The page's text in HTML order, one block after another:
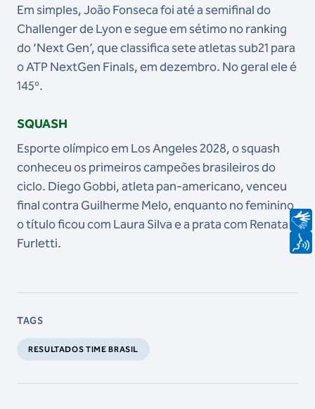
Em simples, João Fonseca foi até a semifinal do
Challenger de Lyon e segue em sétimo no ranking
do ‘Next Gen’, que classifica sete atletas sub21 para
o ATP NextGen Finals, em dezembro. No geral ele é
145º.
SQUASH
Esporte olímpico em Los Angeles 2028, o squash
conheceu os primeiros campeões brasileiros do
ciclo. Diego Gobbi, atleta pan-americano, venceu
final contra Guilherme Melo, enquanto no feminino
o título ficou com Laura Silva e a prata com Renata
Furletti.
TAGS
RESULTADOS TIME BRASIL